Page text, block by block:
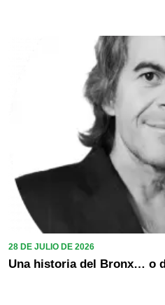
28 DE JULIO DE 2026
Una historia del Bronx… o